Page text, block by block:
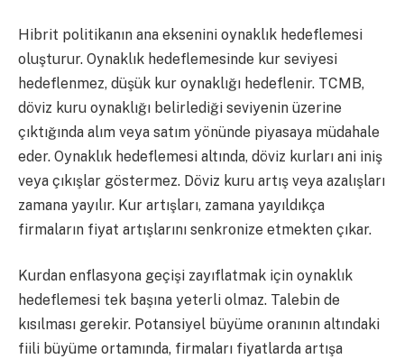
Hibrit politikanın ana eksenini oynaklık hedeflemesi
oluşturur. Oynaklık hedeflemesinde kur seviyesi
hedeflenmez, düşük kur oynaklığı hedeflenir. TCMB,
döviz kuru oynaklığı belirlediği seviyenin üzerine
çıktığında alım veya satım yönünde piyasaya müdahale
eder. Oynaklık hedeflemesi altında, döviz kurları ani iniş
veya çıkışlar göstermez. Döviz kuru artış veya azalışları
zamana yayılır. Kur artışları, zamana yayıldıkça
firmaların fiyat artışlarını senkronize etmekten çıkar.
Kurdan enflasyona geçişi zayıflatmak için oynaklık
hedeflemesi tek başına yeterli olmaz. Talebin de
kısılması gerekir. Potansiyel büyüme oranının altındaki
fiili büyüme ortamında, firmaları fiyatlarda artışa